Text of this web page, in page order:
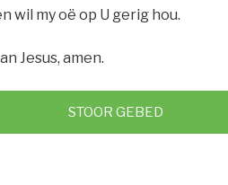
wil my oë op U gerig hou.
Jesus, amen.
STOOR GEBED